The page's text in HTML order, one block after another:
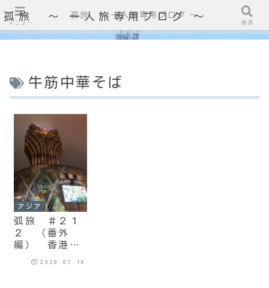
孤旅 〜 一人旅専用ブログ ～
牛筋中華そば
アジア
弧旅 ＃２１
２ （番外
編） 香港、
マカオ2026.01.16
メニュー
孤旅 〜 一人旅専用ブログ ～
検索